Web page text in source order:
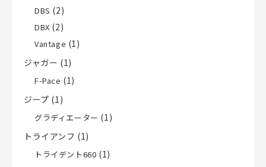
DBS (2)
DBX (2)
Vantage (1)
ジャガー (1)
F-Pace (1)
ジープ (1)
グラディエーター (1)
トライアンフ (1)
トライデント660 (1)